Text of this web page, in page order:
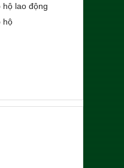
hộ lao động
hộ